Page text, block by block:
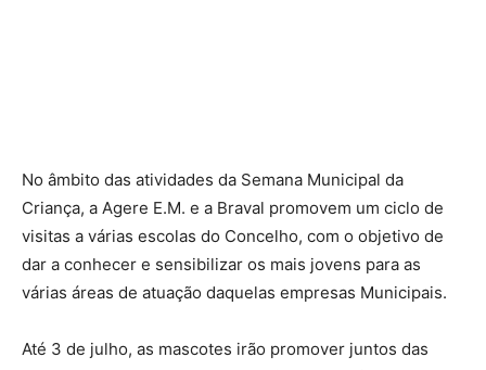
No âmbito das atividades da Semana Municipal da
Criança, a Agere E.M. e a Braval promovem um ciclo de
visitas a várias escolas do Concelho, com o objetivo de
dar a conhecer e sensibilizar os mais jovens para as
várias áreas de atuação daquelas empresas Municipais.
Até 3 de julho, as mascotes irão promover juntos das